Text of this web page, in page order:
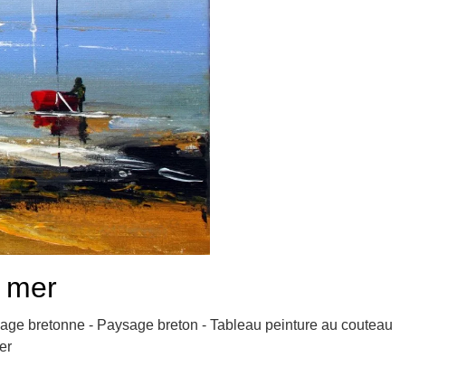
bretonne - Paysage breton - Tableau peinture au couteau